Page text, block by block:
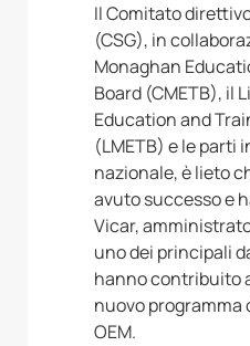
Il Comitato
(CSG), in
Monaghan
Board (CMETB), il
Education and
(LMETB) e le parti
nazionale, è lieto
avuto successo e
Vicar,
uno dei principali
hanno contribuito
nuovo programma
OEM.